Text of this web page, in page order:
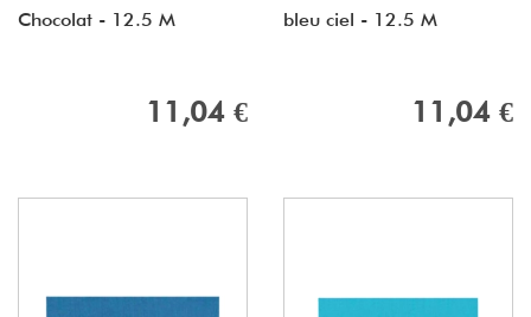
Chocolat - 12.5 M
11,04 €
bleu ciel - 12.5 M
11,04 €